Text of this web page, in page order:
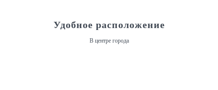
Удобное расположение
В центре города